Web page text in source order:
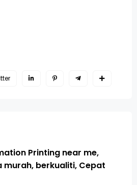
Printing near me,
murah, berkualiti, Cepat